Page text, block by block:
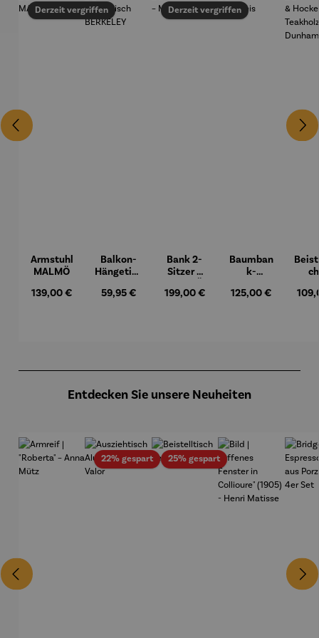
Derzeit vergriffen
Armstuhl
MALMÖ
Regulärer Preis:
139,00 €
Balkon-
Hängetisc
BERKELE
Regulärer Preis:
59,95 €
Derzeit vergriffen
Bank 2-
Sitzer –
Regulärer Preis:
199,00 €
Baumban
k-
Regulärer Preis:
125,00 €
Entdecken Sie unsere Neuheiten
22% gespartRabatt25% gespartRabatt